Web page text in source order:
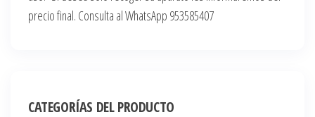
precio final. Consulta al WhatsApp 953585407
CATEGORÍAS DEL PRODUCTO